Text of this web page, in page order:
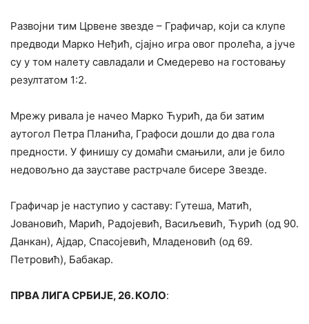
Развојни тим Црвене звезде – Графичар, који са клупе
предводи Марко Неђић, сјајно игра овог пролећа, а јуче
су у том налету савладали и Смедерево на гостовању
резултатом 1:2.
Мрежу ривала је начео Марко Ћурић, да би затим
аутогол Петра Планића, Графоси дошли до два гола
предности. У финишу су домаћи смањили, али је било
недовољно да зауставе растрчале бисере Звезде.
Графичар је наступио у саставу: Гутеша, Матић,
Јовановић, Марић, Радојевић, Васиљевић, Ћурић (од 90.
Данкан), Ајдар, Спасојевић, Младеновић (од 69.
Петровић), Бабакар.
ПРВА ЛИГА СРБИЈЕ, 26. КОЛО: